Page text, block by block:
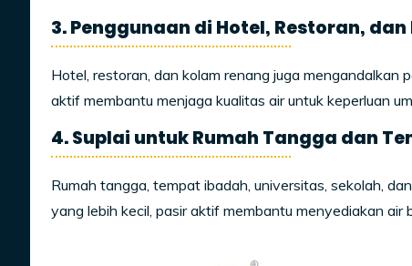
3. Penggunaan di Hotel, Restoran,
Hotel, restoran, dan kolam renang juga mengandalkan
aktif membantu menjaga kualitas air untuk keperluan
4. Suplai untuk Rumah Tangga dan
Rumah tangga, tempat ibadah, universitas, sekolah,
yang lebih kecil, pasir aktif membantu menyediakan air